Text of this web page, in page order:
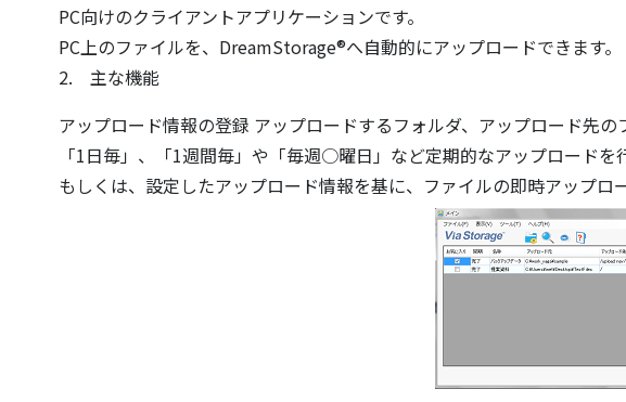
PC向けのクライアントアプリケーションです。
PC上のファイルを、DreamStorage®へ自動的にアップロードできます。
2. 主な機能
アップロード情報の登録 アップロードするフォルダ、アップロード先の
「1日毎」、「1週間毎」や「毎週○曜日」など定期的なアップロードを
もしくは、設定したアップロード情報を基に、ファイルの即時アップロ